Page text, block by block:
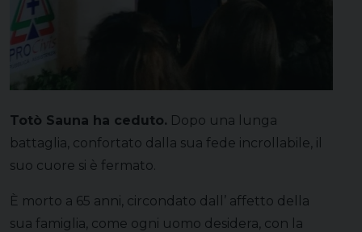
Totò Sauna ha ceduto. Dopo una lunga
battaglia, confortato dalla sua fede incrollabile, il
suo cuore si è fermato.
È morto a 65 anni, circondato dall’ affetto della
sua famiglia, come ogni uomo desidera, con la